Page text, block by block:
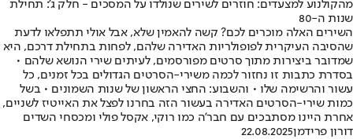
מהקולנוע למצעדים: חוזרים לשירים שנולדו על המסכים - חלק ג': תחילת
שנות ה-80
השירים האלה מוכרים לכם? קשה להאמין שלא, אבל אולי תתפלאו לדעת
שהסיבה העיקרית לפופולריות האדירה שלהם, לפחות בתחילת דרכם, היא
שמדובר ביצירות מתוך סרטים מפורסמים, לעיתים שירי הנושא שלהם •
בסדרת כתבות זו נחזור לכמה משירי-הסרטים הגדולים בכל זמנים, כל
עשור והרשימה שלו • והשבוע: החצי הראשון של שנות השמונים • בשל
כמות שירי-הסרטים האדירה בעשור הזה בחרנו לפצל את האייטיז לשניים,
אחרת היינו מסתבכים עם חבר'ה כמו רוקי, אקסל פולי ומכסחי השדים
דורון פרידמן22.08.2025